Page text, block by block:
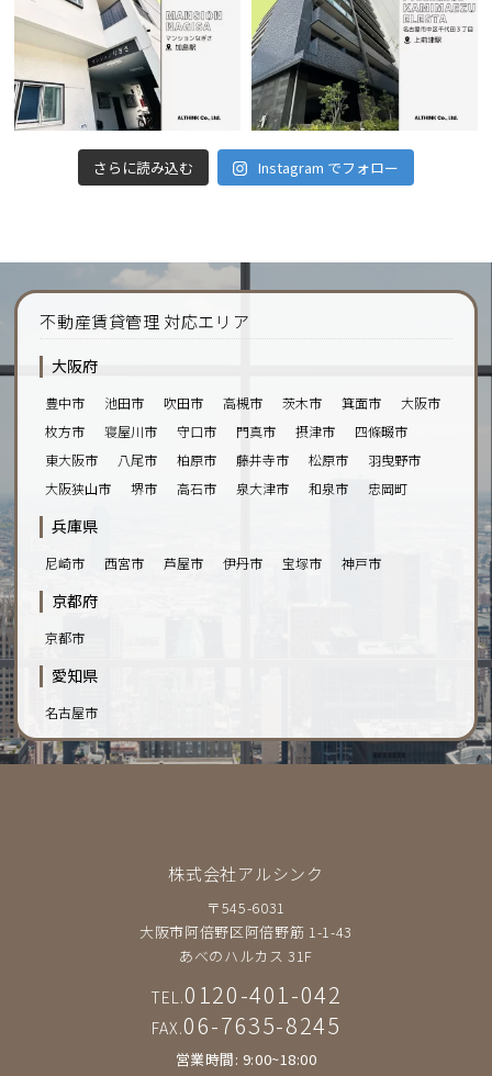
さらに読み込む Instagram でフォロー
不動産賃貸管理 対応エリア
大阪府
豊中市 池田市 吹田市 高槻市 茨木市 箕面市
大阪市
枚方市
寝屋川市 守口市 門真市 摂津市
四條畷市
東大阪市
八尾市 柏原市 藤井寺市 松原市
羽曳野市
大阪狭山市
堺市 高石市 泉大津市 和泉市 忠岡町
兵庫県
尼崎市 西宮市 芦屋市 伊丹市 宝塚市 神戸市
京都府
京都市
愛知県
名古屋市
株式会社アルシンク
〒545-6031
大阪市阿倍野区阿倍野筋 1-1-43
あべのハルカス 31F
TEL.0120-401-042
FAX.06-7635-8245
営業時間: 9:00~18:00